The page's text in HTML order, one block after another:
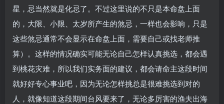
星，忌当然就是化忌了。不过这里说的不只是本命盘上面
的，大限、小限、太岁所产生的煞忌，一样也会影响，只是
这些煞忌通常不会显示在命盘上面，需要自己或找老师推
算）。这样的情况确实可能无论自己怎样认真挑选，都会遇
到桃花灾难，所以我们实务面的建议，都会请命主这段时间
就好好专心事业吧，因为无论怎样挑总是很难挑选到对的
人，就像知道这段期间台风要来了，无论多厉害的渔夫出海